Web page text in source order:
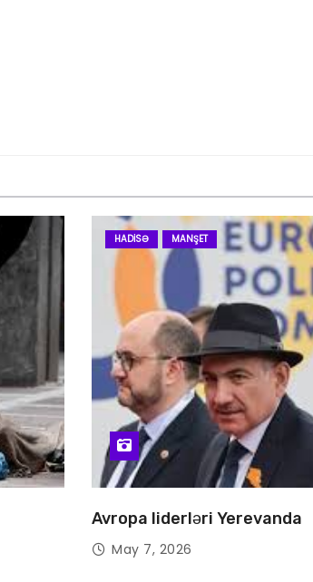
HADISƏ MANŞET
Avropa liderləri Yerevanda
May 7, 2026